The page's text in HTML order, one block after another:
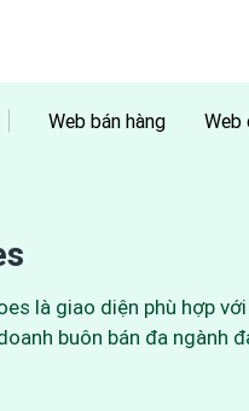
Web bán hàng Web
là giao diện phù hợp
buôn bán đa ngành